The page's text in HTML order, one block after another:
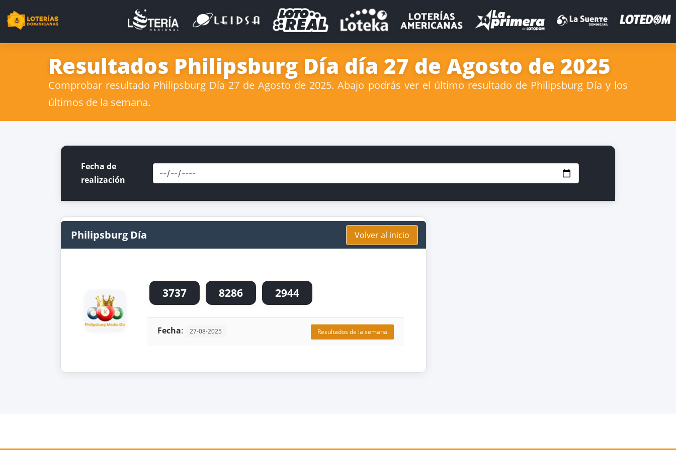
Resultados Philipsburg Día día 27 de Agosto de 2025
Comprobar resultado Philipsburg Día 27 de Agosto de 2025. Abajo podrás ver el último resultado de Philipsburg Día y los
últimos de la semana.
Fecha de
realización
Philipsburg Día Volver al inicio
3737 8286 2944
Fecha: 27-08-2025 Resultados de la semana